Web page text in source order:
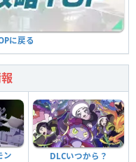
に戻る
ン DLCいつから？